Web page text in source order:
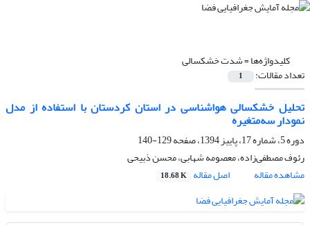
کلیدواژه‌ها =شدت خشکسالی
تعداد مقالات: 1
تحلیل خشکسالی هواشناسی در استان کردستان با استفاده از مدل
نمودار سه‌متغیره
دوره 5، شماره 17، پاییز 1394، صفحه
129-140
رئوف مصطفی‌زاده، معصومه شهابی، محسن ذبیحی
مشاهده مقاله
اصل مقاله 18.68 K